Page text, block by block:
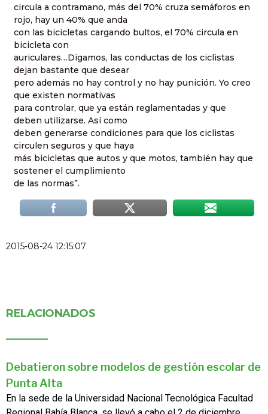
circula a contramano, más del 70% cruza semáforos en
rojo, hay un 40% que anda
con las bicicletas cargando bultos, el 70% circula en
bicicleta con
auriculares…Digamos, las conductas de los ciclistas
dejan bastante que desear
pero además no hay control y no hay punición. Yo creo
que existen normativas
para controlar, que ya están reglamentadas y que
deben utilizarse. Así como
deben generarse condiciones para que los ciclistas
circulen seguros y que haya
más bicicletas que autos y que motos, también hay que
sostener el cumplimiento
de las normas”.
2015-08-24 12:15:07
RELACIONADOS
Debatieron sobre modelos de gestión escolar de
Punta Alta
En la sede de la Universidad Nacional Tecnológica Facultad